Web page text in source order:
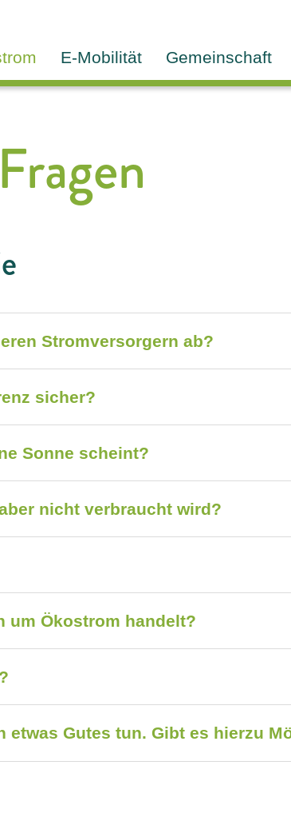
E-Mobilität Gemeinschaft
Stromversorgern ab?
sicher?
Sonne scheint?
nicht verbraucht wird?
um Ökostrom handelt?
Gutes tun. Gibt es hierzu